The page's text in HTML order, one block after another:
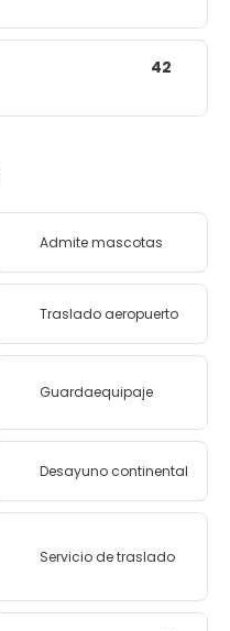
42
Admite mascotas
Traslado aeropuerto
Guardaequipaje
Desayuno continental
Servicio de traslado